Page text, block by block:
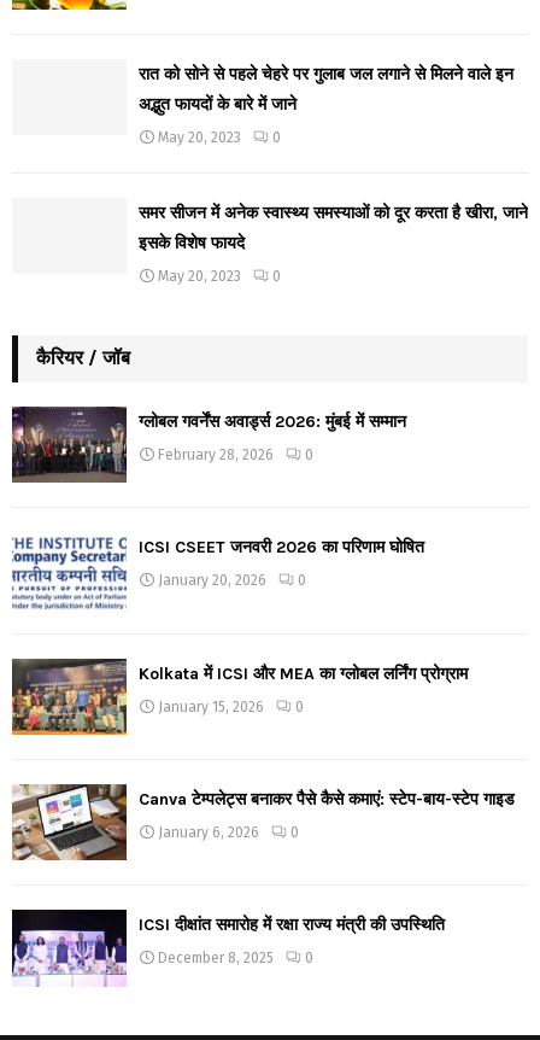
रात को सोने से पहले चेहरे पर गुलाब जल लगाने से मिलने वाले इन
अद्भुत फायदों के बारे में जाने
May 20, 2023 0
समर सीजन में अनेक स्वास्थ्य समस्याओं को दूर करता है खीरा, जाने
इसके विशेष फायदे
May 20, 2023 0
कैरियर / जॉब
ग्लोबल गवर्नेंस अवार्ड्स 2026: मुंबई में सम्मान
February 28, 2026 0
ICSI CSEET जनवरी 2026 का परिणाम घोषित
January 20, 2026 0
Kolkata में ICSI और MEA का ग्लोबल लर्निंग प्रोग्राम
January 15, 2026 0
Canva टेम्पलेट्स बनाकर पैसे कैसे कमाएं: स्टेप-बाय-स्टेप गाइड
January 6, 2026 0
ICSI दीक्षांत समारोह में रक्षा राज्य मंत्री की उपस्थिति
December 8, 2025 0